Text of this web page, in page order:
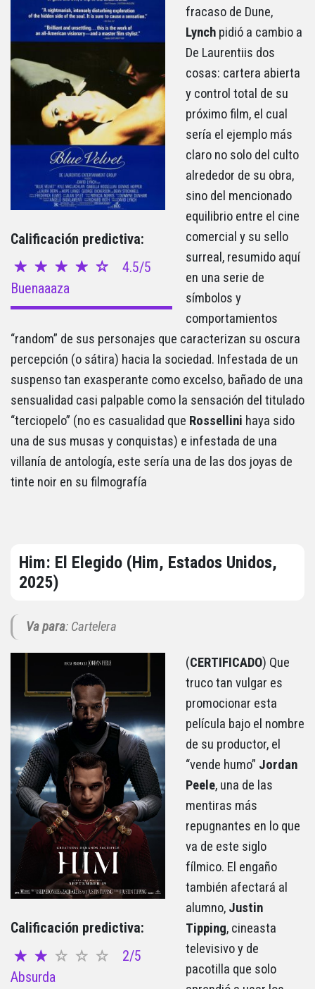
Calificación predictiva:
4.5/5
Buenaaaza
fracaso de Dune,
Lynchpidió a cambio a
De Laurentiis dos
cosas: cartera abierta
y control total de su
próximo film, el cual
sería el ejemplo más
claro no solo del culto
alrededor de su obra,
sino del mencionado
equilibrio entre el cine
comercial y su sello
surreal, resumido aquí
en una serie de
símbolos y
comportamientos
“random” de sus personajes que caracterizan su oscura
percepción (o sátira) hacia la sociedad. Infestada de un
suspenso tan exasperante como excelso, bañado de una
sensualidad casi palpable como la sensación del titulado
“terciopelo” (no es casualidad que Rossellini haya sido
una de sus musas y conquistas) e infestada de una
villanía de antología, este sería una de las dos joyas de
tinte noir en su filmografía
Him: El Elegido (Him, Estados Unidos,
2025)
Va para: Cartelera
Calificación predictiva:
2/5
Absurda
(CERTIFICADO) Que
truco tan vulgar es
promocionar esta
película bajo el nombre
de su productor, el
“vende humo” Jordan
Peele, una de las
mentiras más
repugnantes en lo que
va de este siglo
fílmico. El engaño
también afectará al
alumno, Justin
Tipping, cineasta
televisivo y de
pacotilla que solo